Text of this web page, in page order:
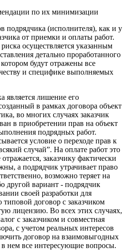
по их минимизации
подрядчика (исполнителя), как и у
от приемки и оплаты работ.
осуществляется указанным
детально проработанного
будут отражены все
и специфике выполняемых
является лишение его
в рамках договора объект
во многих случаях заказчик
в приобретении прав на объект
подрядных работ.
условие о переходе прав к
случай”. На оплате работ это
заказчику фактически
а подрядчик утрачивает право
возможно теряет на
другой вариант - подрядчик
своей разработки для
договор с заказчиком
лицензию. Во всех этих случаях,
с заказчиком и совместная
с учетом реальных интересов
договор на взаимовыгодных
в нем все интересующие вопросы.